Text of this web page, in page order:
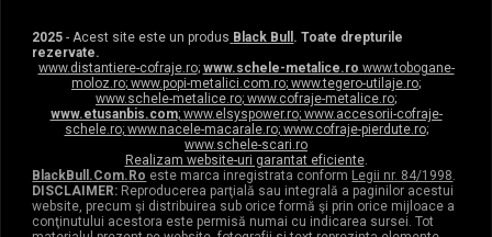
2025 - Acest site este un produs Black Bull . Toate drepturile
rezervate.
www.distantiere-cofraje.ro; www.schele-metalice.ro www.tobogane-
moloz.ro; www.popi-metalici.com.ro; www.tegero-utilaje.ro;
www.schele-metalice.ro; www.cofraje-metalice.ro;
www.etusanbis.com; www.elsyspower.ro;www.accesorii-cofraje-
schele.ro; www.nacele-macarale.ro; www.cofraje-pierdute.ro;
www.schele-scari.ro
Realizam website-uri garantat eficiente.
BlackBull.Com.Ro este marca inregistrata conform Legii nr. 84/1998.
DISCLAIMER: Reproducerea parţială sau integrală a paginilor acestui
website, precum şi distribuirea sub orice formă şi prin orice mijloace a
conţinutului acestora este permisă numai cu indicarea sursei. Tot